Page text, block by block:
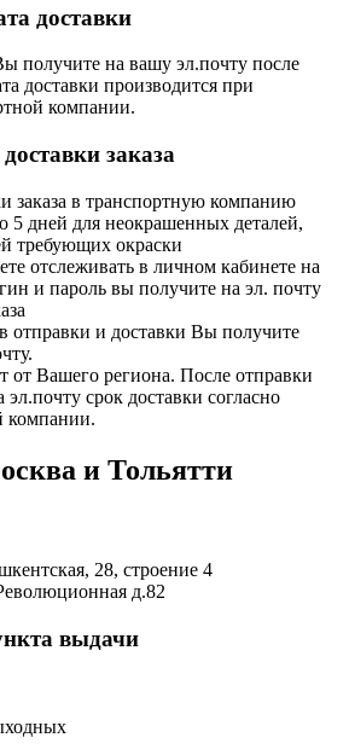
доставки
получите на вашу эл.почту после
доставки производится при
компании.
заказа
заказа в транспортную компанию
5 дней для неокрашенных деталей,
требующих окраски
отслеживать в личном кабинете на
и пароль вы получите на эл. почту
отправки и доставки Вы получите
от Вашего региона. После отправки
срок доставки согласно
компании.
и Тольятти
28, строение 4
д.82
выдачи